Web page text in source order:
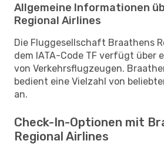
Allgemeine Informationen
Regional Airlines
Die Fluggesellschaft Braathens
dem IATA-Code TF verfügt über
von Verkehrsflugzeugen.
bedient eine Vielzahl von
an.
Check-In-Optionen mit
Regional Airlines